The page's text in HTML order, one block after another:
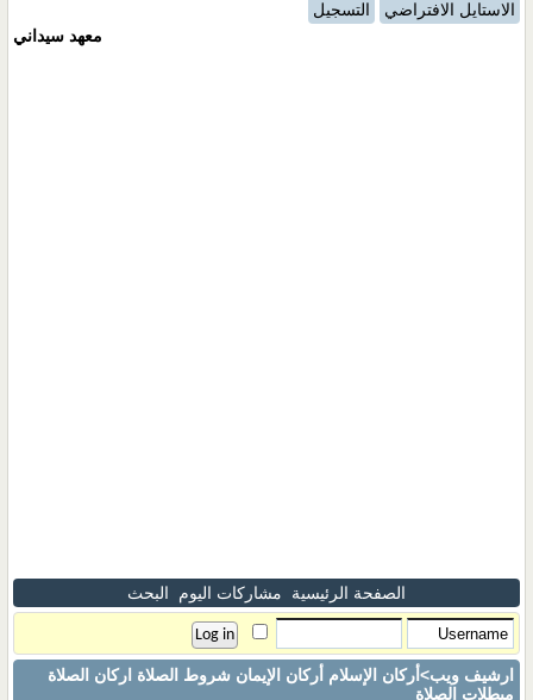
الاستايل الافتراضي
التسجيل
معهد سيداني
الصفحة الرئيسية مشاركات اليوم البحث
ارشيف ويب>أركان الإسلام أركان الإيمان شروط الصلاة اركان الصلاة
مبطلات الصلاة